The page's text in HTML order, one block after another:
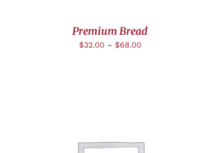
Premium Bread
$32.00 – $68.00